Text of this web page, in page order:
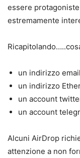
essere
estremamente
un indirizzo
un indirizzo
un account
un account
Alcuni AirDrop
attenzione a non